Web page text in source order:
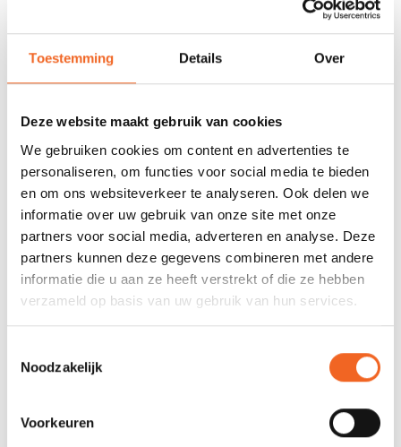
Toestemming Details Over
Deze website maakt gebruik van cookies
We gebruiken cookies om content en advertenties te
personaliseren, om functies voor social media te bieden
en om ons websiteverkeer te analyseren. Ook delen we
informatie over uw gebruik van onze site met onze
partners voor social media, adverteren en analyse. Deze
partners kunnen deze gegevens combineren met andere
informatie die u aan ze heeft verstrekt of die ze hebben
verzameld op basis van uw gebruik van hun services.
Noodzakelijk
Voorkeuren
Beoordeling 4,8/5
MOGELIJKHEID
locatie
INFORMATIE
Deze spanband is geschikt voor het vervoeren van kajaks en
kano's. Het gaat hier om een set van twee spanbanden van 2.5
meter.
REVIEWS
Nog niet gewaardeerd